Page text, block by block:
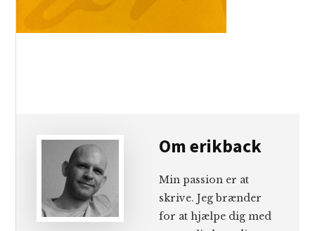
Omerikback
Min passion er at
skrive. Jeg brænder
for at hjælpe dig med